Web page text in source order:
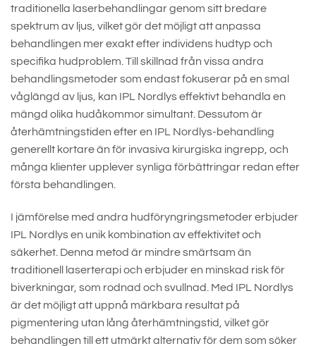
traditionella laserbehandlingar genom sitt bredare
spektrum av ljus, vilket gör det möjligt att anpassa
behandlingen mer exakt efter individens hudtyp och
specifika hudproblem. Till skillnad från vissa andra
behandlingsmetoder som endast fokuserar på en smal
våglängd av ljus, kan IPL Nordlys effektivt behandla en
mängd olika hudåkommor simultant. Dessutom är
återhämtningstiden efter en IPL Nordlys-behandling
generellt kortare än för invasiva kirurgiska ingrepp, och
många klienter upplever synliga förbättringar redan efter
första behandlingen.
I jämförelse med andra hudföryngringsmetoder erbjuder
IPL Nordlys en unik kombination av effektivitet och
säkerhet. Denna metod är mindre smärtsam än
traditionell laserterapi och erbjuder en minskad risk för
biverkningar, som rodnad och svullnad. Med IPL Nordlys
är det möjligt att uppnå märkbara resultat på
pigmentering utan lång återhämtningstid, vilket gör
behandlingen till ett utmärkt alternativ för dem som söker